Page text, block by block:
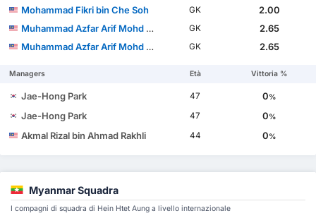
Mohammad Fikri bin Che Soh
GK
2.00
Muhammad Azfar Arif Mohd Sukri
GK
2.65
Muhammad Azfar Arif Mohd Sukri
GK 2.65
Managers Età Vittoria %
Jae-Hong Park 47 0%
Jae-Hong Park 47 0%
Akmal Rizal bin Ahmad Rakhli 44 0%
Myanmar Squadra
I compagni di squadra di Hein Htet Aung a livello internazionale